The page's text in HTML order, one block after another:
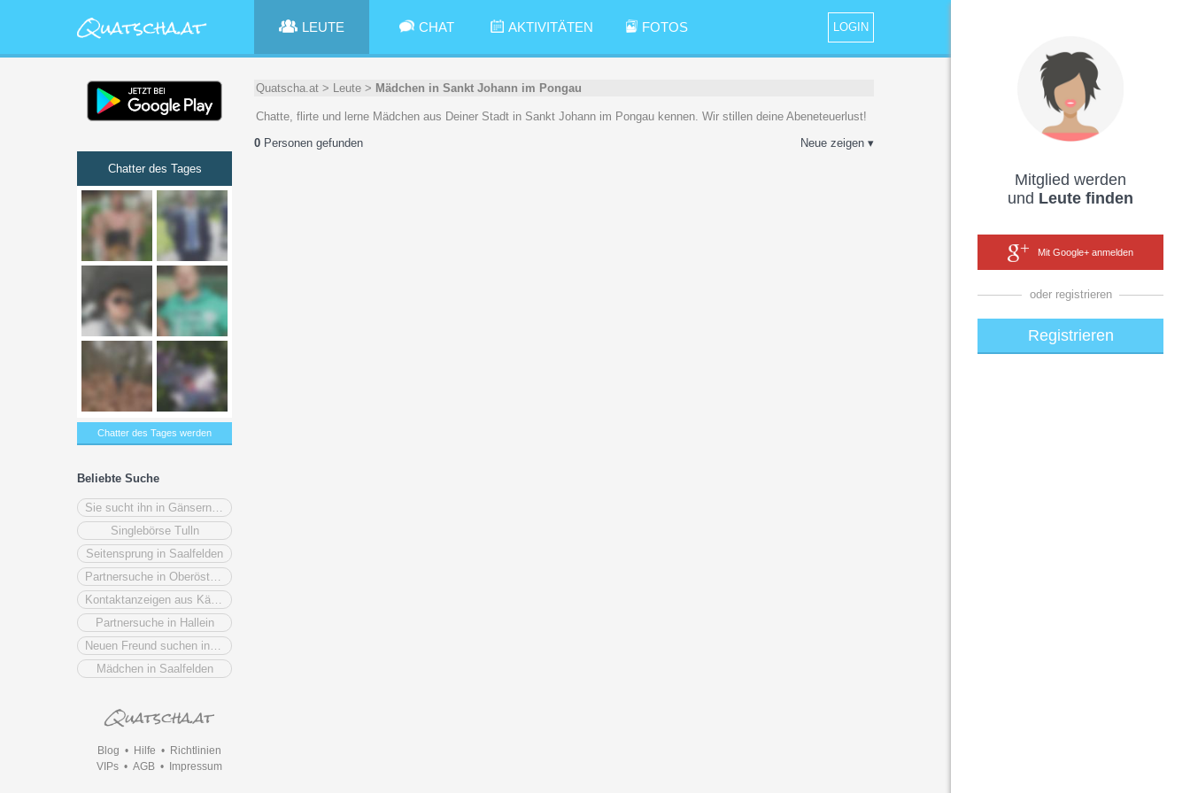
Mitglied werden
und Leute finden
Mit Google+ anmelden
oder registrieren
Registrieren
LOGIN
LEUTE CHAT AKTIVITÄTEN FOTOS
Chatter des Tages
Chatter des Tages werden
Beliebte Suche
Singlebörse Tulln
Seitensprung in Saalfelden
Partnersuche in Hallein
Mädchen in Saalfelden
Blog • Hilfe • Richtlinien
VIPs• AGB• Impressum
Quatscha.at > Leute > Mädchen in Sankt Johann im Pongau
Chatte, flirte und lerne Mädchen aus Deiner Stadt in Sankt Johann im Pongau kennen. Wir stillen deine Abeneteuerlust!
Neue zeigen ▾
0 Personen gefunden